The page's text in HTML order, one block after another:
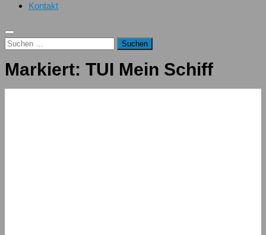
Kontakt
Suchen
Markiert: TUI Mein Schiff